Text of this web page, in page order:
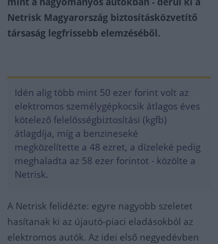
Netrisk Magyarország biztosításközvetítő
társaság legfrissebb elemzéséből.
Idén alig több mint 50 ezer forint volt az
elektromos személygépkocsik átlagos éves
kötelező felelősségbiztosítási (kgfb)
átlagdíja, míg a benzineseké
megközelítette a 48 ezret, a dízeleké pedig
meghaladta az 58 ezer forintot - közölte a
Netrisk.
A Netrisk felidézte: egyre nagyobb szeletet
hasítanak ki az újautó-piaci eladásokból az
elektromos autók. Az idei első negyedévben